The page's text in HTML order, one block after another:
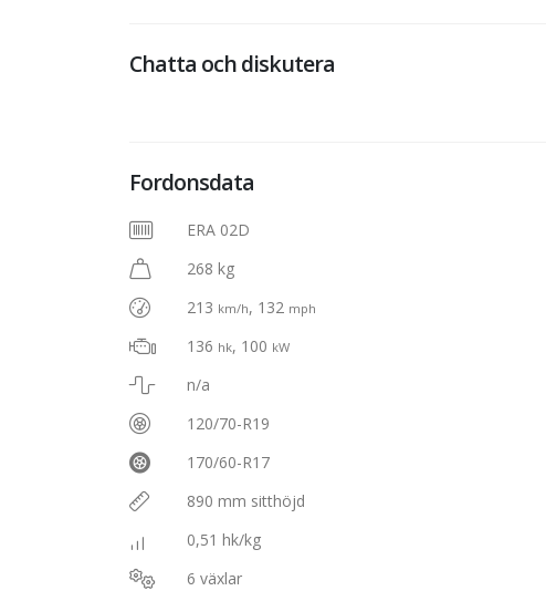
Chatta och diskutera
Fordonsdata
ERA 02D
268 kg
213 km/h, 132 mph
136 hk, 100 kW
n/a
120/70-R19
170/60-R17
890 mm sitthöjd
0,51 hk/kg
6 växlar